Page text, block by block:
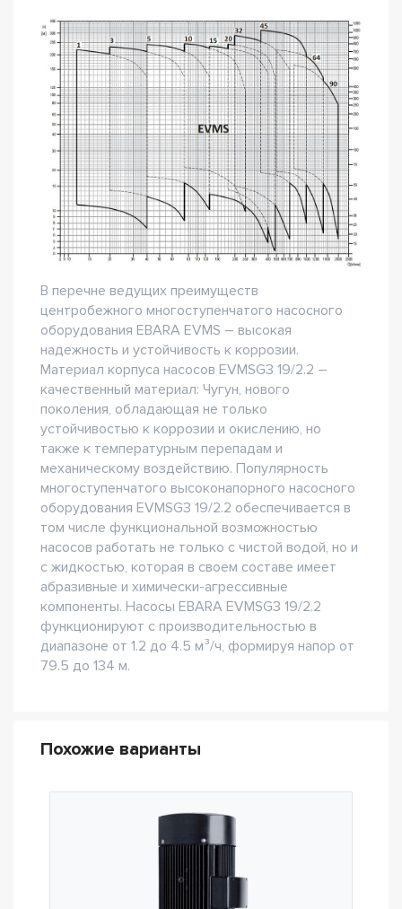
В перечне ведущих преимуществ
центробежного многоступенчатого насосного
оборудования EBARA EVMS – высокая
надежность и устойчивость к коррозии.
Материал корпуса насосов EVMSG3 19/2.2 –
качественный материал: Чугун, нового
поколения, обладающая не только
устойчивостью к коррозии и окислению, но
также к температурным перепадам и
механическому воздействию. Популярность
многоступенчатого высоконапорного насосного
оборудования EVMSG3 19/2.2 обеспечивается в
том числе функциональной возможностью
насосов работать не только с чистой водой, но и
с жидкостью, которая в своем составе имеет
абразивные и химически-агрессивные
компоненты. Насосы EBARA EVMSG3 19/2.2
функционируют с производительностью в
диапазоне от 1.2 до 4.5 м³/ч, формируя напор от
79.5 до 134 м.
Похожие варианты